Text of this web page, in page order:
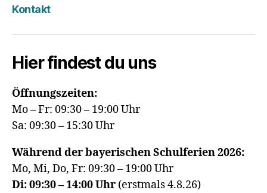
Kontakt
Hier findest du uns
Öffnungszeiten:
Mo – Fr: 09:30 – 19:00 Uhr
Sa: 09:30 – 15:30 Uhr
Während der bayerischen Schulferien 2026:
Mo, Mi, Do, Fr: 09:30 – 19:00 Uhr
Di: 09:30 – 14:00 Uhr (erstmals 4.8.26)